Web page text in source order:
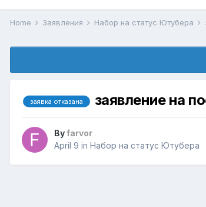
Home Заявления Набор на статус Ютубера
заявка отказана заявление на
Byfarvor
April 9 in Набор на статус Ютубера